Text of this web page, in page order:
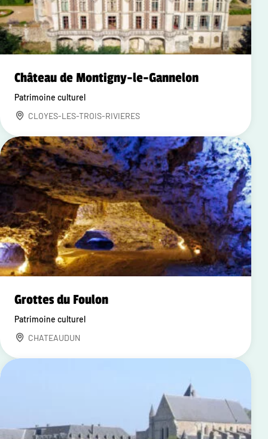
Château de Montigny-le-Gannelon
Patrimoine culturel
CLOYES-LES-TROIS-RIVIERES
Grottes du Foulon
Patrimoine culturel
CHATEAUDUN